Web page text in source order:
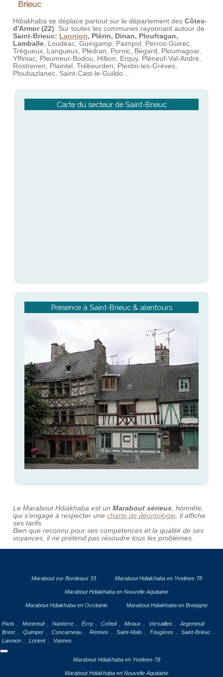
Brieuc
Hdiakhaba se déplace partout sur le département des Côtes-
d'Armor (22): Sur toutes les communes rayonnant autour de
Saint-Brieuc: Lannion, Plérin, Dinan, Ploufragan,
Lamballe, Loudéac, Guingamp, Paimpol, Perros-Guirec,
Trégueux, Langueux, Plédran, Pornic, Bégard, Ploumagoar,
Yffiniac, Pleumeur-Bodou, Hillion, Erquy, Pléneuf-Val-André,
Rostrenen, Plaintel, Trébeurden, Plestin-les-Grèves,
Ploubazlanec, Saint-Cast-le-Guildo...
Carte du secteur de Saint-Brieuc
Présence à Saint-Brieuc & alentours
Le Marabout Hdiakhaba est un Marabout sérieux, honnête,
qui s'engage à respecter une charte de déontologie, il affiche
ses tarifs.
Bien que reconnu pour ses compétences et la qualité de ses
voyances, il ne prétend pas résoudre tous les problèmes.
Marabout sur Bordeaux 33 Marabout Hdiakhaba en Yvelines 78
Marabout Hdiakhaba en Nouvelle Aquitaine
Marabout Hdiakhaba en Occitanie Marabout Hdiakhaba en Bretagne
Paris , Montreuil , Nanterre , Évry , Créteil , Meaux , Versailles ,
Argenteuil
Brest , Quimper , Concarneau , Rennes , Saint-Malo , Fougères , Saint-Brieuc ,
Lannion , Lorient , Vannes
Marabout Hdiakhaba en Yvelines 78
Marabout Hdiakhaba en Nouvelle Aquitaine